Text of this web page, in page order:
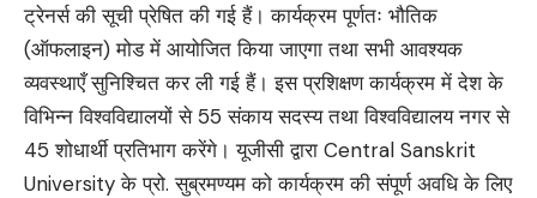
ट्रेनर्स की सूची प्रेषित की गई हैं। कार्यक्रम पूर्णतः भौतिक
(ऑफलाइन) मोड में आयोजित किया जाएगा तथा सभी आवश्यक
व्यवस्थाएँ सुनिश्चित कर ली गई हैं। इस प्रशिक्षण कार्यक्रम में देश के
विभिन्न विश्वविद्यालयों से 55 संकाय सदस्य तथा विश्वविद्यालय नगर से
45 शोधार्थी प्रतिभाग करेंगे। यूजीसी द्वारा Central Sanskrit
University के प्रो. सुब्रमण्यम को कार्यक्रम की संपूर्ण अवधि के लिए